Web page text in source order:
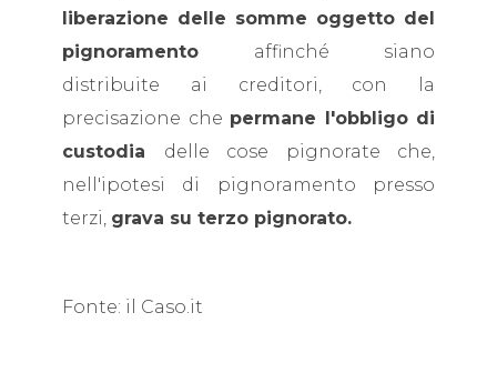
liberazione delle somme oggetto del
pignoramento affinché siano
distribuite ai creditori, con la
precisazione che permane l'obbligo di
custodia delle cose pignorate che,
nell'ipotesi di pignoramento presso
terzi, grava su terzo pignorato.
Fonte: il Caso.it